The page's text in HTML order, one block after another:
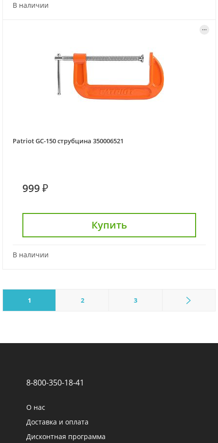
В наличии
Patriot GC-150 струбцина 350006521
999 ₽
Купить
В наличии
1 2 3
8-800-350-18-41
О нас
Доставка и оплата
Дисконтная программа